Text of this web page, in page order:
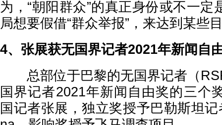
为，“朝阳群众”的真正身份或不一定
局想要假借“群众举报”，来达到某些
4、张展获无国界记者2021年新闻自
总部位于巴黎的无国界记者（
国界记者2021年新闻自由奖的三个
国记者张展，独立奖授予巴勒斯坦